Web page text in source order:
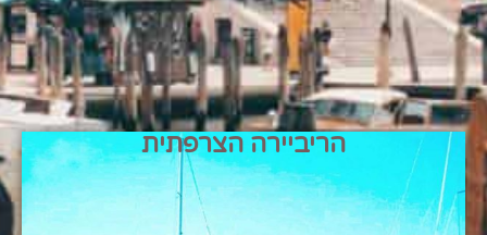
הריביירה הצרפתית